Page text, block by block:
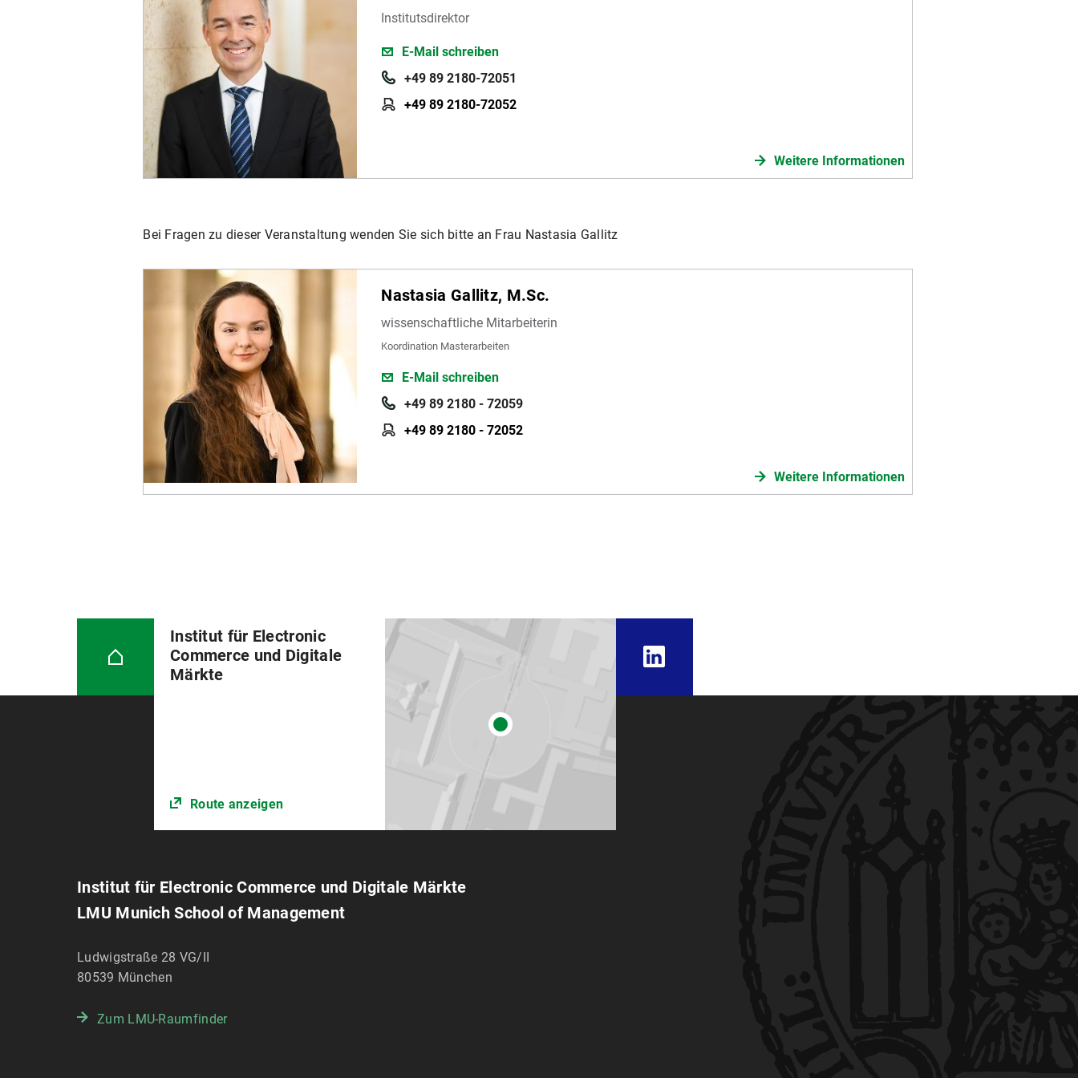
Institutsdirektor
E-Mail schreiben
+49 89 2180-72051
+49 89 2180-72052
Weitere Informationen
Bei Fragen zu dieser Veranstaltung wenden Sie sich bitte an Frau Nastasia Gallitz
Nastasia Gallitz, M.Sc.
wissenschaftliche Mitarbeiterin
Koordination Masterarbeiten
E-Mail schreiben
+49 89 2180 - 72059
+49 89 2180 - 72052
Weitere Informationen
Institut für Electronic
Commerce und Digitale
Märkte
Route anzeigen
Institut für Electronic Commerce und Digitale Märkte
LMU Munich School of Management
Ludwigstraße 28 VG/II
80539 München
Zum LMU-Raumfinder